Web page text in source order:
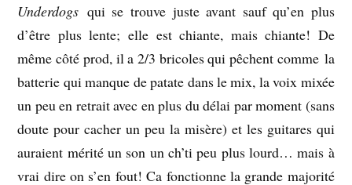
Underdogs qui se trouve juste avant sauf qu’en plus
d’être plus lente; elle est chiante, mais chiante! De
même côté prod, il a 2/3 bricoles qui pêchent comme la
batterie qui manque de patate dans le mix, la voix mixée
un peu en retrait avec en plus du délai par moment (sans
doute pour cacher un peu la misère) et les guitares qui
auraient mérité un son un ch’ti peu plus lourd… mais à
vrai dire on s’en fout! Ca fonctionne la grande majorité